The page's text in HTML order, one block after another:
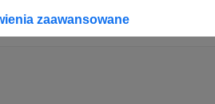
zaawansowane